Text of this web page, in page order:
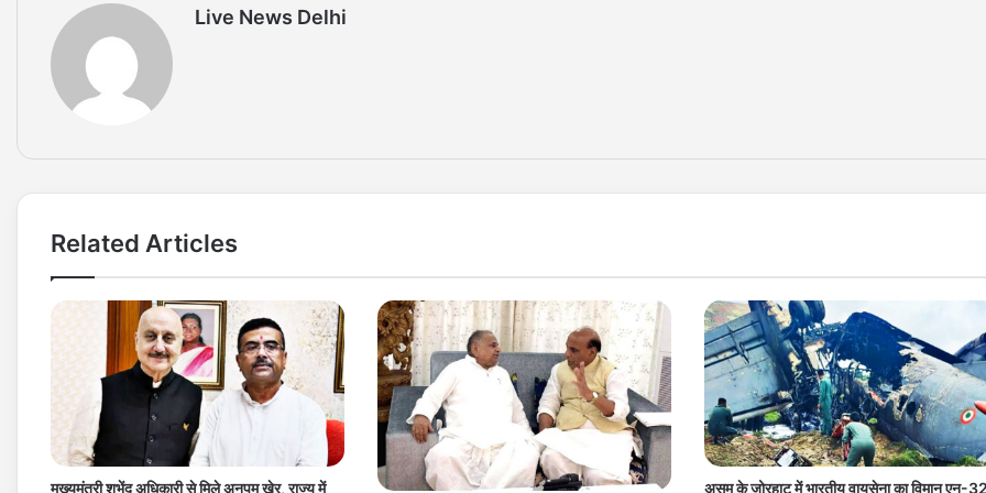
Live News Delhi
Related Articles
मुख्यमंत्री शुभेंदु अधिकारी से मिले अनुपम खेर, राज्य में असम के जोरहाट में भारतीय वायुसेना का विमान एन-